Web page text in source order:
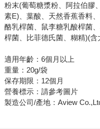
粉末(葡萄糖漿粉、阿拉伯膠
素E)、葉酸、天然香蕉香料
酪乳桿菌、鼠李糖乳酸桿菌
桿菌、比菲德氏菌、糊精)(含
適用年齡：6個月以上
重量：20g/袋
保存期限：12個月
營養標示：請參考圖片
製造公司/產地：Aview